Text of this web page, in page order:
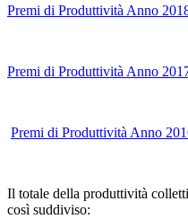
Premi di Produttività Anno
Premi di Produttività Anno
Premi di Produttività Anno
Il totale della produttività
così suddiviso: